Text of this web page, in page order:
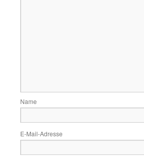
Name
E-Mail-Adresse